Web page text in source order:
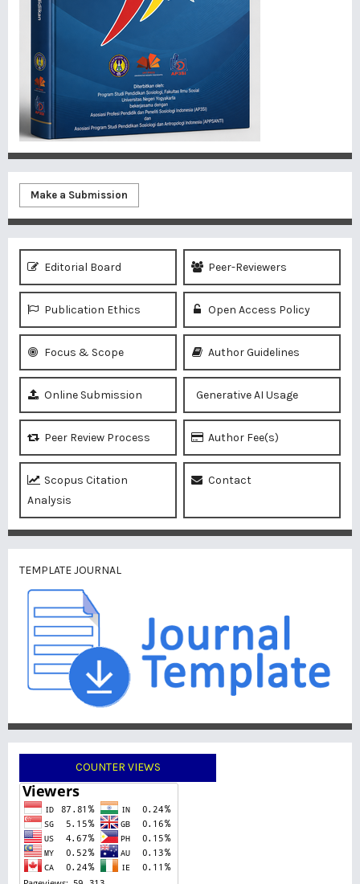
Make a Submission
Editorial Board Peer-Reviewers
Publication Ethics Open Access Policy
Focus & Scope Author Guidelines
Online Submission Generative AI Usage
Peer Review Process Author Fee(s)
Scopus Citation
Analysis
Contact
TEMPLATE JOURNAL
COUNTER VIEWS